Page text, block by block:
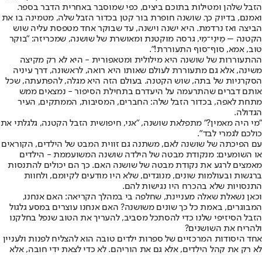
הזבל שלהן ומטילות בתוכם ביצים, כפי שמוסבר באחרית הדבר בספר.
ואמנם, בדיוק כך. שושנה חופרת בור קטן בכדור הזבל שלה, מטמינה בו את
הביצה ואז נרדמת. היא ישנה וישנה, עד שבוקר אחד מטפסת עליה שוש
הקטנה – מִינִי־מִי, גרסה מוקטנת ומאושרת של שושנה, שמכריזה: "בוקר
טוב, אמא, סוף־סוף התעוררת!".
ההתעוררות של שושנה היא מילולית ומטאפורית - היא לא רק מקיצה
משינה, אלא גם מתעוררת לעולם שאותו היא רואה, לראשונה, דרך עיניה
הסקרניות של בתה, שוש הקטנה. בעולם הזה היא מגלה, להפתעתה, שכל
אותם דברים שהתרעמה על היעדרם בתחילת הסיפור - נמצאים ממש
מתחת לאפה, בכדור הזבל שלה: החברים, המסיבות, הממתקים, העיר
הגדולה.
"מי היה מאמין?" מתפלאת שושנה, "אני, חיפושית הזבל הקטנה, גלגלתי את
כולכם לגמרי לבד".
עם הפיכתה של שושנה לאם, משתנה גם זווית המבט של הילדים, הקוראים
או השומעים: מנקודת מבטה של הילדה שושנה המשועממת - הילדים
מאמצים לרגע את נקודת מבטה של שושנה האם. כך הם יכולים להתנסות
ברגשות ובעולמות שונים, מנוגדים, שלא היו מודעים לקיומם, ולחוות
התנסויות שלא בהכרח היו נגישות להם.
וכאן נשאלת שאלה מעניינת, שחלפה בי במהלך הקריאה: האם אנחנו,
המבוגרים, באמת כל כך שונים משושנה? האם אנחנו עוצרים במסע גלגול
הזבל הסיזיפי שלנו כדי להסתכל מסביב, להעריך את הטוב שנפל בחלקנו
ולהריח את השושנים?
אחד היסודות המרכזיים של ספרות ילדים טובה הוא להצליח לפנות ולעניין
לא רק את קהל הילדים, אלא גם את הוריהם. לא כדי לצאת ידי חובה, אלא